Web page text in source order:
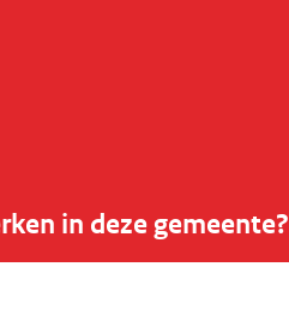
in deze gemeente?